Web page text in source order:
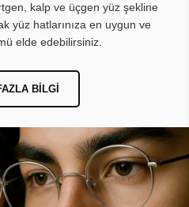
kalp ve üçgen yüz şekline
yüz hatlarınıza en uygun ve
elde edebilirsiniz.
BILGI